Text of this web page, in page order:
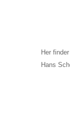
Her
Hans